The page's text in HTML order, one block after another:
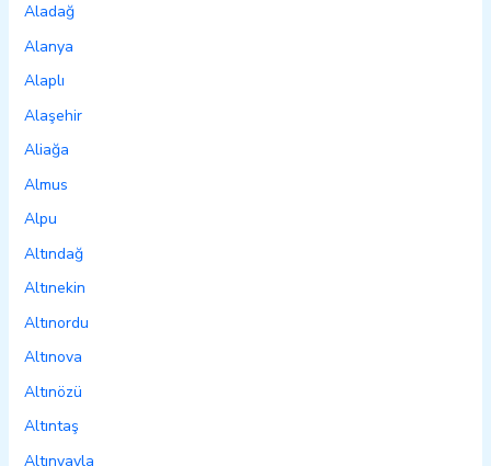
Aladağ
Alanya
Alaplı
Alaşehir
Aliağa
Almus
Alpu
Altındağ
Altınekin
Altınordu
Altınova
Altınözü
Altıntaş
Altınyayla